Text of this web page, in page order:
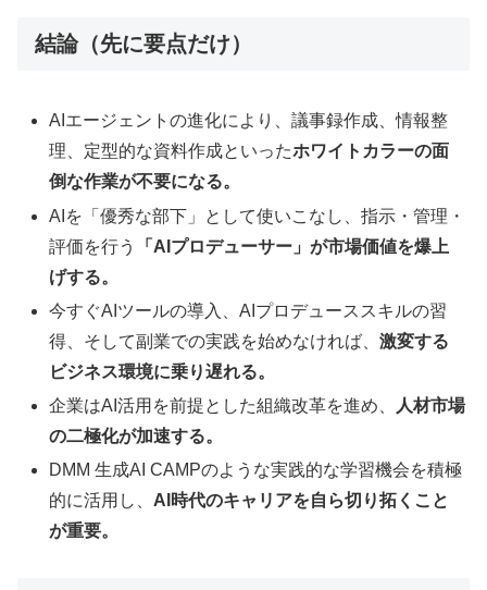
結論（先に要点だけ）
AIエージェントの進化により、議事録作成、情報整
理、定型的な資料作成といったホワイトカラーの面
倒な作業が不要になる。
AIを「優秀な部下」として使いこなし、指示・管理・
評価を行う
「AIプロデューサー」が市場価値を爆上
げする。
今すぐAIツールの導入、AIプロデューススキルの習
得、そして副業での実践を始めなければ、激変する
ビジネス環境に乗り遅れる。
企業はAI活用を前提とした組織改革を進め、
人材市場
の二極化が加速する。
DMM 生成AI CAMPのような実践的な学習機会を積極
的に活用し、 AI時代のキャリアを自ら切り拓くこと
が重要。